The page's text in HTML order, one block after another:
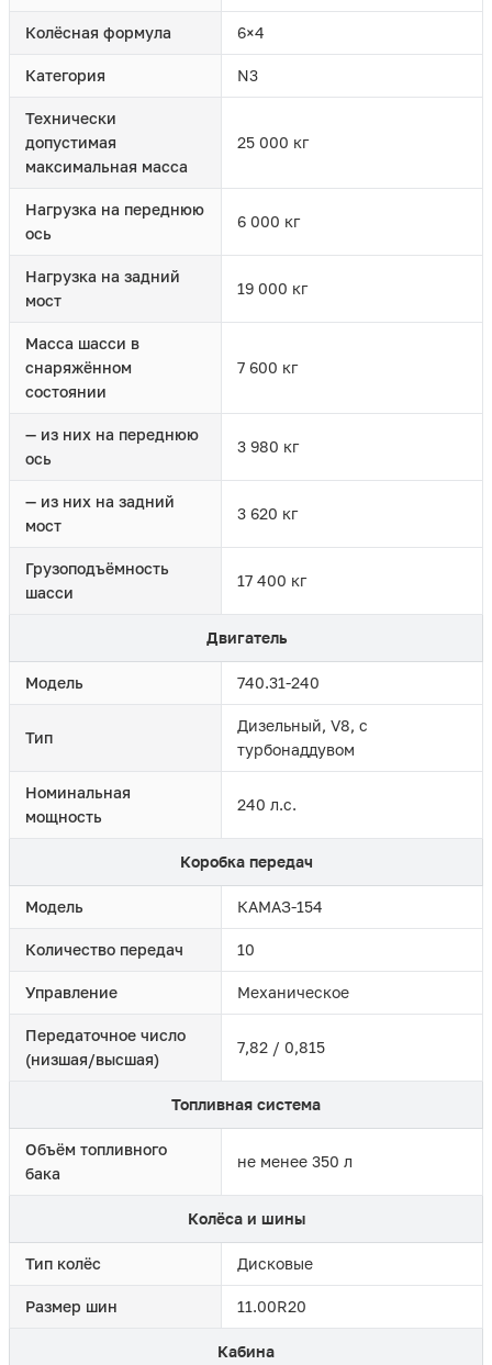
Колёсная формула 6×4
Категория N3
Технически
допустимая
максимальная масса
25 000 кг
Нагрузка на переднюю
ось
6 000 кг
Нагрузка на задний
мост
19 000 кг
Масса шасси в
снаряжённом
состоянии
7 600 кг
— из них на переднюю
ось
3 980 кг
— из них на задний
мост
3 620 кг
Грузоподъёмность
шасси
17 400 кг
Двигатель
Модель 740.31-240
Тип
Дизельный, V8, с
турбонаддувом
Номинальная
мощность
240 л.с.
Коробка передач
Модель КАМАЗ-154
Количество передач 10
Управление Механическое
Передаточное число
(низшая/высшая)
7,82 / 0,815
Топливная система
Объём топливного
бака
не менее 350 л
Колёса и шины
Тип колёс Дисковые
Размер шин 11.00R20
Кабина